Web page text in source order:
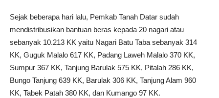
Sejak beberapa hari lalu, Pemkab Tanah Datar sudah
mendistribusikan bantuan beras kepada 20 nagari atau
sebanyak 10.213 KK yaitu Nagari Batu Taba sebanyak 314
KK, Guguk Malalo 617 KK, Padang Laweh Malalo 370 KK,
Sumpur 367 KK, Tanjung Barulak 575 KK, Pitalah 286 KK,
Bungo Tanjung 639 KK, Barulak 306 KK, Tanjung Alam 960
KK, Tabek Patah 380 KK, dan Kumango 97 KK.